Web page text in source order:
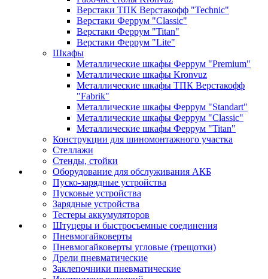
Верстаки ТПК Верстакофф "Technic"
Верстаки Феррум "Classic"
Верстаки Феррум "Titan"
Верстаки Феррум "Lite"
Шкафы
Металлические шкафы Феррум "Premium"
Металлические шкафы Kronvuz
Металлические шкафы ТПК Верстакофф
"Fabrik"
Металлические шкафы Феррум "Standart"
Металлические шкафы Феррум "Classic"
Металлические шкафы Феррум "Titan"
Конструкции для шиномонтажного участка
Стеллажи
Стенды, стойки
Оборудование для обслуживания АКБ
Пуско-зарядные устройства
Пусковые устройства
Зарядные устройства
Тестеры аккумуляторов
Штуцеры и быстросъемные соединения
Пневмогайковерты
Пневмогайковерты угловые (трещотки)
Дрели пневматические
Заклепочники пневматические